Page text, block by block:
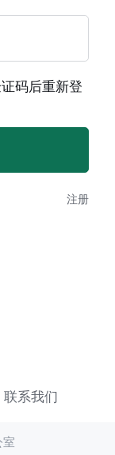
码后重新登
注册
联系我们